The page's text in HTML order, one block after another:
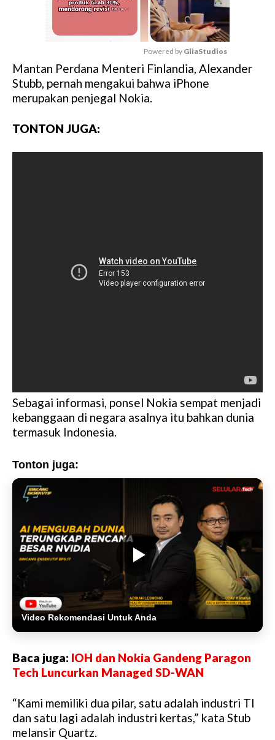
M
u
Powered by GliaStudios
Mantan Perdana Menteri Finlandia, Alexander
Stubb, pernah mengakui bahwa iPhone
merupakan penjegal Nokia.
TONTON JUGA:
Sebagai informasi, ponsel Nokia sempat menjadi
kebanggaan di negara asalnya itu bahkan dunia
termasuk Indonesia.
Tonton juga:
Video Rekomendasi Untuk Anda
Baca juga: IOH dan Nokia Gandeng Paragon
Tech Luncurkan Managed SD-WAN
“Kami memiliki dua pilar, satu adalah industri TI
dan satu lagi adalah industri kertas,” kata Stub
melansir Quartz.